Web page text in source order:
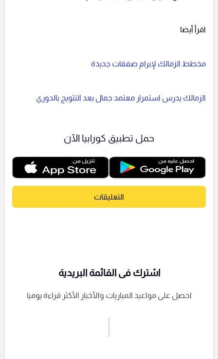
اقرأ أيضا
مخطط الزمالك لإبرام صفقات جديدة
الزمالك يدرس استمرار معتمد جمال بعد التتويج بالدوري
حمل تطبيق كورابيا الآن
التعليقات
إرسال تعليق
اشترك فى القائمة البريدية
احصل على مواعيد المباريات والأخبار الأكثر قراءة يوميا